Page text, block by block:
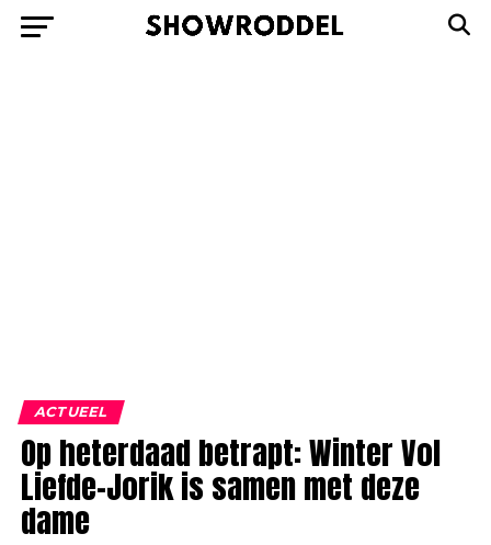
ACTUEEL
Op heterdaad betrapt: Winter Vol
Liefde-Jorik is samen met deze
dame